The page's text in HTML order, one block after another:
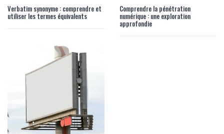
Verbatim synonyme : comprendre et
utiliser les termes équivalents
Comprendre la pénétration
numérique : une exploration
approfondie